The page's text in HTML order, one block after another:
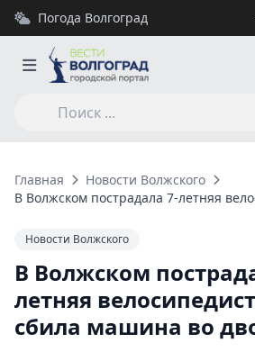
Погода Волгоград
Главная
Новости Волжского
В Волжском пострадала 7-летняя
Новости Волжского
В Волжском
летняя
сбила машина во